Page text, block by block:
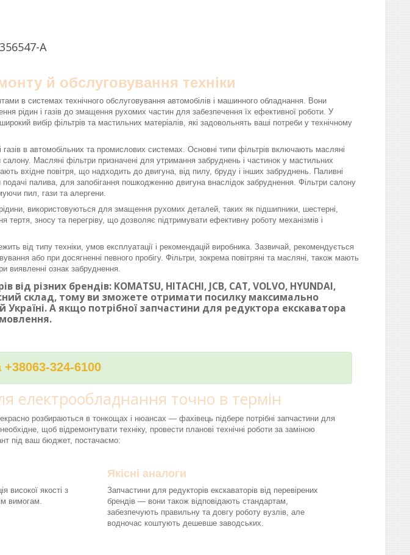
A
й обслуговування техніки
в системах технічного обслуговування автомобілів і машинного обладнання. Вони
рідин і газів до змащення рухомих частин для забезпечення їх ефективної роботи. У
вибір фільтрів та мастильних матеріалів, які задовольнять ваші потреби у технічному
в автомобільних та промислових системах. Основні типи фільтрів включають масляні
салону. Масляні фільтри призначені для утримання забруднень і частинок у мастильних
вхідне повітря, що надходить до двигуна, від пилу, бруду і інших забруднень. Паливні
палива, для запобігання пошкодженню двигуна внаслідок забруднення. Фільтри салону
пил, гази та алергени.
використовуються для змащення рухомих деталей, таких як підшипники, шестерні,
зносу та перегріву, що дозволяє підтримувати ефективну роботу механізмів і
від типу техніки, умов експлуатації і рекомендацій виробника. Зазвичай, рекомендується
або при досягненні певного пробігу. Фільтри, зокрема повітряні та масляні, також мають
виявленні ознак забруднення.
різних брендів: KOMATSU, HITACHI, JCB, CAT, VOLVO, HYUNDAI,
склад, тому ви зможете отримати посилку максимально
А якщо потрібної запчастини для редуктора екскаватора
324-6100
електрообладнання точно в термін
розбираються в тонкощах і нюансах — фахівець підбере потрібні запчастини для
щоб відремонтувати техніку, провести планові технічні роботи за заміною
під ваш бюджет, постачаємо:
високої якості з
вимогам.
Якісні аналоги
Запчастини для редукторів екскаваторів від перевірених
брендів — вони також відповідають стандартам,
забезпечують правильну та довгу роботу вузлів, але
водночас коштують дешевше заводських.